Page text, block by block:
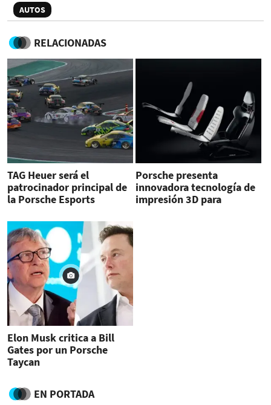
AUTOS
RELACIONADAS
TAG Heuer será el
patrocinador principal de
la Porsche Esports
Porsche presenta
innovadora tecnología de
impresión 3D para
Elon Musk critica a Bill
Gates por un Porsche
Taycan
EN PORTADA